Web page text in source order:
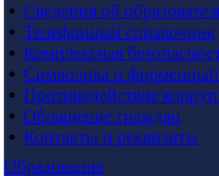
Сведения об
Телефонный справочник
Комплексная
Символика и фирменный
Противодействие
Обращение граждан
Контакты и реквизиты
Образование